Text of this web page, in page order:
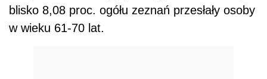
blisko 8,08 proc. ogółu zeznań przesłały osoby
w wieku 61-70 lat.